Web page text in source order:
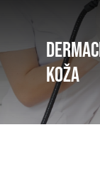
koža